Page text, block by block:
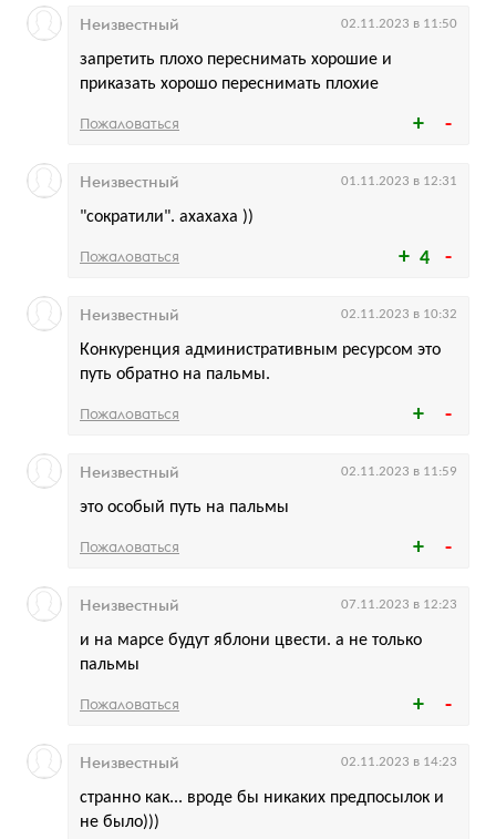
запретить плохо переснимать хорошие и
приказать хорошо переснимать плохие
Неизвестный 02.11.2023 в 11:50
Пожаловаться
4
"сократили". ахахаха ))
Неизвестный 01.11.2023 в 12:31
Пожаловаться
Конкуренция административным ресурсом это
путь обратно на пальмы.
Неизвестный 02.11.2023 в 10:32
Пожаловаться
это особый путь на пальмы
Неизвестный 02.11.2023 в 11:59
Пожаловаться
и на марсе будут яблони цвести. а не только
пальмы
Неизвестный 07.11.2023 в 12:23
Пожаловаться
странно как... вроде бы никаких предпосылок и
не было)))
Неизвестный 02.11.2023 в 14:23